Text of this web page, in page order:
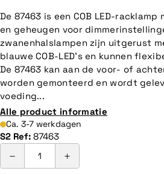
De 87463 is een COB LED-
en geheugen voor
zwanenhalslampen zijn uitgerust
blauwe COB-LED's en kunnen
De 87463 kan aan de voor- of
worden gemonteerd en wordt
voeding...
Alle product informatie
Ca. 3-7 werkdagen
S2 Ref: 87463